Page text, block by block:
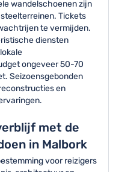
wandelschoenen zijn
Tickets
te vermijden.
diensten
ongeveer 50-70
Seizoensgebonden
en
met de
in Malbork
voor reizigers